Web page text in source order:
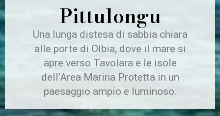
Pittulongu
Una lunga distesa di sabbia chiara
alle porte di Olbia, dove il mare si
apre verso Tavolara e le isole
dell’Area Marina Protetta in un
paesaggio ampio e luminoso.